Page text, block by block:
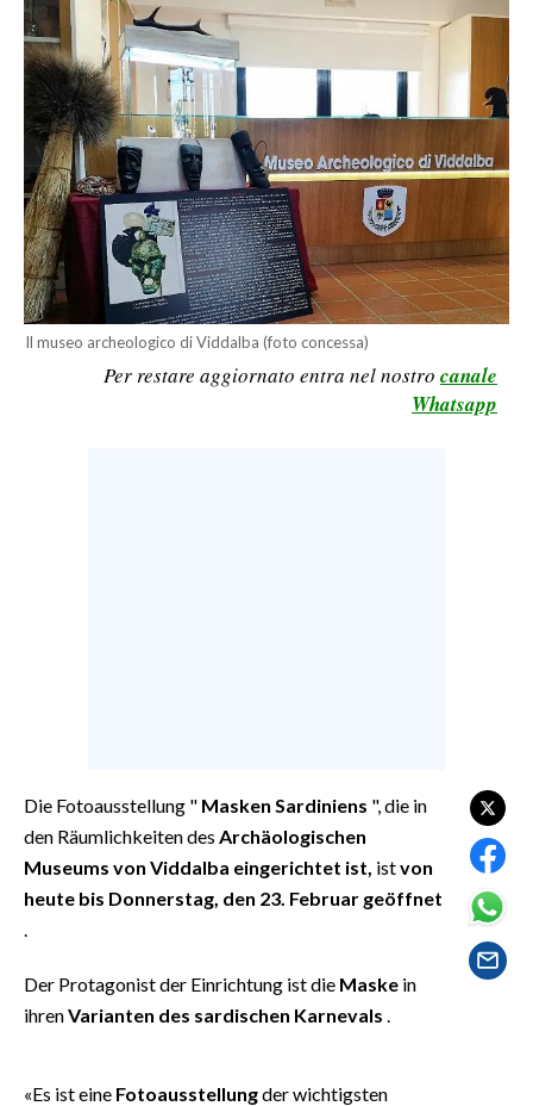
LAVORO
BANDI
SPORT IN SARDEGNA
SPORT
RISULTATI E CLASSIFICHE
CALCIO
CALCIO REGIONALE
BASKET
VOLLEY
#CARAUNIONE
INSULARITÀ
VIDEO
Il museo archeologico di Viddalba (foto concessa)
Per restare aggiornato entra nel nostro canale
Whatsapp
Die Fotoausstellung " Masken Sardiniens ", die in
den Räumlichkeiten des Archäologischen
Museums von Viddalba eingerichtet ist, istvon
heute bis Donnerstag, den 23. Februar geöffnet
Der Protagonist der Einrichtung ist die Maske in
ihrenVarianten des sardischen Karnevals
«Es ist eine Fotoausstellungder wichtigsten